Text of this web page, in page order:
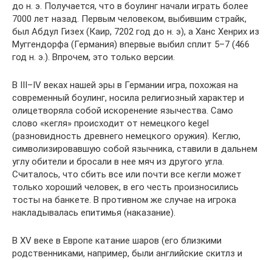
до н. э. Получается, что в боулинг начали играть более
7000 лет назад. Первым человеком, выбившим страйк,
был Абдул Гизех (Каир, 7202 год до н. э), а Ханс Хенрих из
Муггендорфа (Германия) впервые выбил сплит 5–7 (466
год н. э.). Впрочем, это только версии.
В III–IV веках нашей эры в Германии игра, похожая на
современный боулинг, носила религиозный характер и
олицетворяла собой искоренение язычества. Само
слово «кегля» происходит от немецкого kegel
(разновидность древнего немецкого оружия). Кеглю,
символизировавшую собой язычника, ставили в дальнем
углу обители и бросали в нее мяч из другого угла.
Считалось, что сбить все или почти все кегли может
только хороший человек, в его честь произносились
тосты на банкете. В противном же случае на игрока
накладывалась епитимья (наказание).
В ХV веке в Европе катание шаров (его близкими
родственниками, например, были английские скитлз и